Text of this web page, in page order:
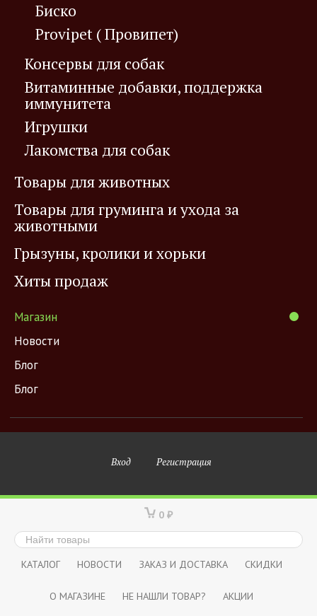
Биско
Provipet ( Провипет)
Консервы для собак
Витаминные добавки, поддержка
иммунитета
Игрушки
Лакомства для собак
Товары для животных
Товары для груминга и ухода за
животными
Грызуны, кролики и хорьки
Хиты продаж
Магазин
Новости
Блог
Блог
Вход Регистрация
0 ₽
КАТАЛОГ НОВОСТИ ЗАКАЗ И ДОСТАВКА СКИДКИ
О МАГАЗИНЕ НЕ НАШЛИ ТОВАР? АКЦИИ